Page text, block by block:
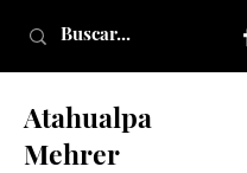
Atahualpa
Mehrer